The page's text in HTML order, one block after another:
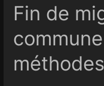
Fin de
méthodes